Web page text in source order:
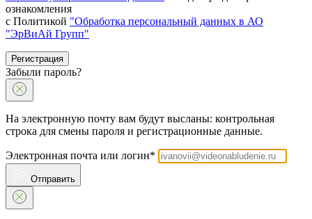
ознакомления
с Политикой "Обработка персональный данных в АО
"ЭрВиАй Групп"
Регистрация
Забыли пароль?
На электронную почту вам будут высланы: контрольная
строка для смены пароля и регистрационные данные.
Электронная почта или логин*
Отправить